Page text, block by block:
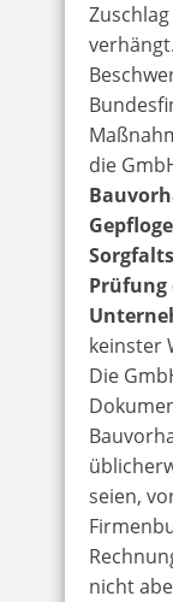
die
Prüfung
keinster
Die
seien,
nicht